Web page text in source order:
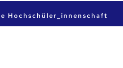
Hochschüler_innenschaft